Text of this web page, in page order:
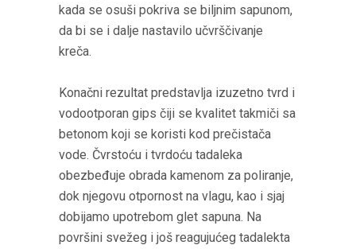
kada se osuši pokriva se biljnim sapunom,
da bi se i dalje nastavilo učvrščivanje
kreča.
Konačni rezultat predstavlja izuzetno tvrd i
vodootporan gips čiji se kvalitet takmiči sa
betonom koji se koristi kod prečistača
vode. Čvrstoću i tvrdoću tadaleka
obezbeđuje obrada kamenom za poliranje,
dok njegovu otpornost na vlagu, kao i sjaj
dobijamo upotrebom glet sapuna. Na
površini svežeg i još reagujućeg tadalekta